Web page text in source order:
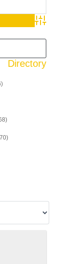
Advanced
Directory